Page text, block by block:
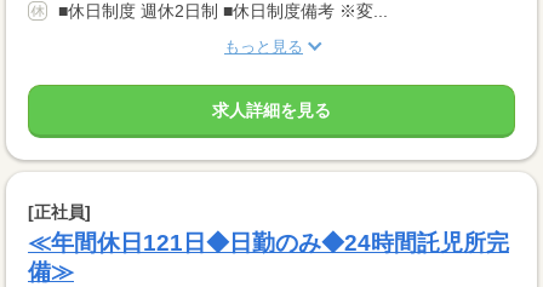
■休日制度 週休2日制 ■休日制度備考 ※変...
もっと見る
求人詳細を見る
[正社員]
≪年間休日121日◆日勤のみ◆24時間託児所完
備≫